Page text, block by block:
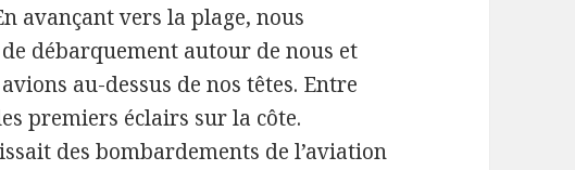
avançant vers la plage, nous
débarquement autour de nous et
au-dessus de nos têtes. Entre
premiers éclairs sur la côte.
des bombardements de l’aviation